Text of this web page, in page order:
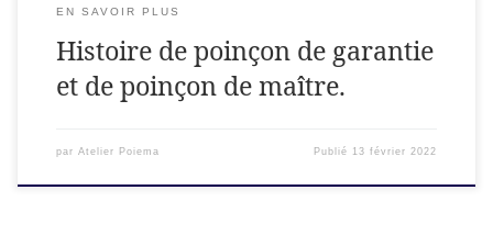
EN SAVOIR PLUS
Histoire de poinçon de garantie
et de poinçon de maître.
par Atelier Poiema Publié 13 février 2022